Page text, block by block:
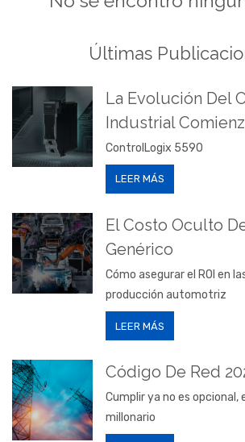
Últimas
La Evolución Del
Industrial
ControlLogix 5590
LEER MÁS
El Costo Oculto
Genérico
Cómo asegurar el ROI en
producción automotriz
LEER MÁS
Código De Red
Cumplir ya no es opcional,
millonario